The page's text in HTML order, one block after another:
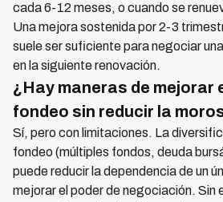
cada 6-12 meses, o cuando se
Una mejora sostenida por 2-3
suele ser suficiente para negociar
en la siguiente renovación.
¿Hay maneras de mejorar
fondeo sin reducir la
Sí, pero con limitaciones. La
fondeo (múltiples fondos, deuda
puede reducir la dependencia de un
mejorar el poder de negociación. Sin